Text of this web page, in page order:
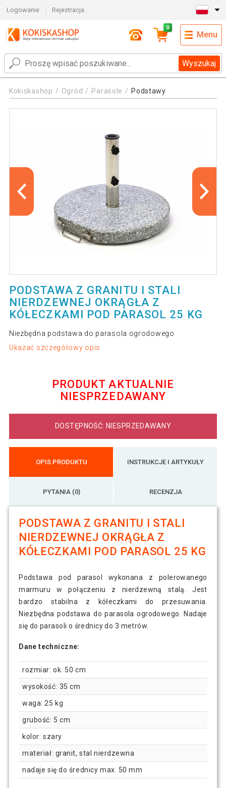
Logowanie Rejestracja
Wyszukaj
0
Menu
Kokiskashop Ogród Parasole Podstawy
PODSTAWA Z GRANITU I STALI
NIERDZEWNEJ OKRĄGŁA Z
KÓŁECZKAMI POD PARASOL 25 KG
Niezbędna podstawa do parasola ogrodowego
Ukazać szczegółowy opis
PRODUKT AKTUALNIE
NIESPRZEDAWANY
DOSTĘPNOŚĆ: NIESPRZEDAWANY
OPIS PRODUKTU INSTRUKCJE I ARTYKUŁY
PYTANIA (0) RECENZJA
PODSTAWA Z GRANITU I STALI
NIERDZEWNEJ OKRĄGŁA Z
KÓŁECZKAMI POD PARASOL 25 KG
Podstawa pod parasol wykonana z polerowanego
marmuru w połączeniu z nierdzewną stalą. Jest
bardzo stabilna z kółeczkami do przesuwania.
Niezbędna podstawa do parasola ogrodowego. Nadaje
się do parasoli o średnicy do 3 metrów.
Dane techniczne:
rozmiar: ok. 50 cm
wysokość: 35 cm
waga: 25 kg
grubość: 5 cm
kolor: szary
materiał: granit, stal nierdzewna
nadaje się do średnicy max. 50 mm